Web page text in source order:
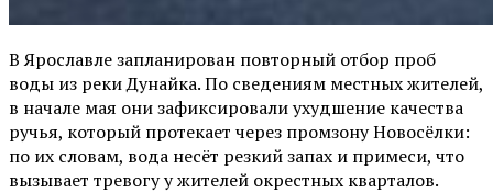
В Ярославле запланирован повторный отбор проб
воды из реки Дунайка. По сведениям местных жителей,
в начале мая они зафиксировали ухудшение качества
ручья, который протекает через промзону Новосёлки:
по их словам, вода несёт резкий запах и примеси, что
вызывает тревогу у жителей окрестных кварталов.